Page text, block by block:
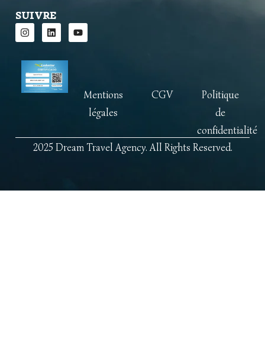
SUIVRE
Mentions
légales
CGV
Politique
de
confidentialité
2025 Dream Travel Agency. All Rights Reserved.